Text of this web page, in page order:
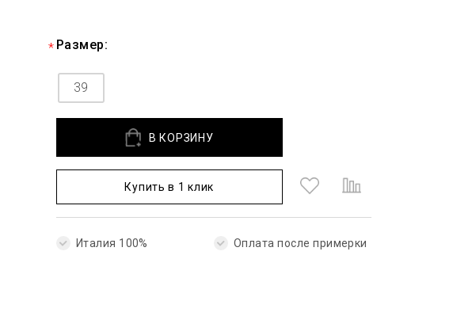
Размер:
39
В КОРЗИНУ
Купить в 1 клик
Италия 100% Оплата после примерки